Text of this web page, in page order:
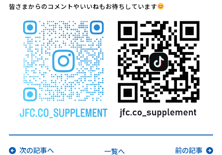
皆さまからのコメントやいいねもお待ちしています
次の記事へ 一覧へ 前の記事